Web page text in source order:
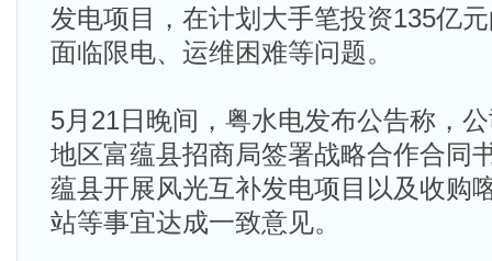
发电项目，在计划大手笔投资135亿
面临限电、运维困难等问题。
5月21日晚间，粤水电发布公告称，
地区富蕴县招商局签署战略合作合同
蕴县开展风光互补发电项目以及收购
站等事宜达成一致意见。